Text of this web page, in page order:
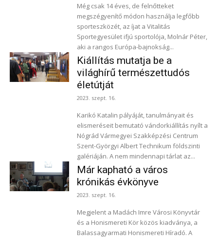
Még csak 14 éves, de felnőtteket
megszégyenítő módon használja legfőbb
sporteszközét, az íjat a Vitalitás
Sportegyesület ifjú sportolója, Molnár Péter,
aki a rangos Európa-bajnokság...
Kiállítás mutatja be a
világhírű természettudós
életútját
2023. szept. 16.
Karikó Katalin pályáját, tanulmányait és
elismeréseit bemutató vándorkiállítás nyílt a
Nógrád Vármegyei Szakképzési Centrum
Szent-Györgyi Albert Technikum földszinti
galériáján. A nem mindennapi tárlat az...
Már kapható a város
krónikás évkönyve
2023. szept. 16.
Megjelent a Madách Imre Városi Könyvtár
és a Honismereti Kör közös kiadványa, a
Balassagyarmati Honismereti Híradó. A